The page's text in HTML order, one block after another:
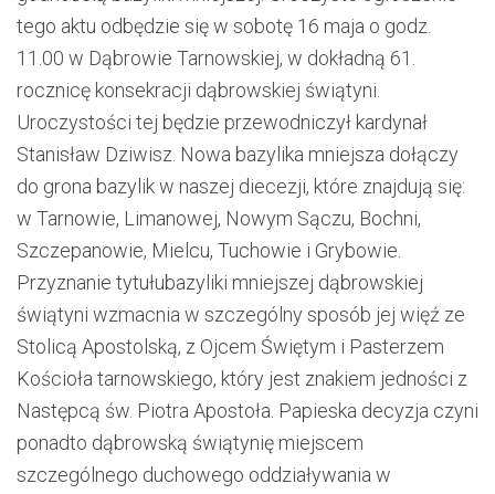
tego aktu odbędzie się w sobotę 16 maja o godz.
11.00 w Dąbrowie Tarnowskiej, w dokładną 61.
rocznicę konsekracji dąbrowskiej świątyni.
Uroczystości tej będzie przewodniczył kardynał
Stanisław Dziwisz. Nowa bazylika mniejsza dołączy
do grona bazylik w naszej diecezji, które znajdują się:
w Tarnowie, Limanowej, Nowym Sączu, Bochni,
Szczepanowie, Mielcu, Tuchowie i Grybowie.
Przyznanie tytułubazyliki mniejszej dąbrowskiej
świątyni wzmacnia w szczególny sposób jej więź ze
Stolicą Apostolską, z Ojcem Świętym i Pasterzem
Kościoła tarnowskiego, który jest znakiem jedności z
Następcą św. Piotra Apostoła. Papieska decyzja czyni
ponadto dąbrowską świątynię miejscem
szczególnego duchowego oddziaływania w